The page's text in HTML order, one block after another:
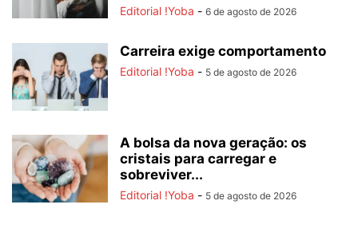
Editorial !Yoba - 6 de agosto de 2026
Carreira exige comportamento
Editorial !Yoba - 5 de agosto de 2026
A bolsa da nova geração: os
cristais para carregar e
sobreviver...
Editorial !Yoba - 5 de agosto de 2026